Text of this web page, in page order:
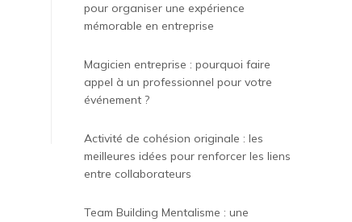
pour organiser une expérience
mémorable en entreprise
Magicien entreprise : pourquoi faire
appel à un professionnel pour votre
événement ?
Activité de cohésion originale : les
meilleures idées pour renforcer les liens
entre collaborateurs
Team Building Mentalisme : une